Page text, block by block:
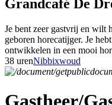
Grandcafé De
Je bent zeer gastvrij en wilt
geboren horecatijger. Je
ontwikkelen in een mooi
38 urenNibbixwoud
Gastheer/